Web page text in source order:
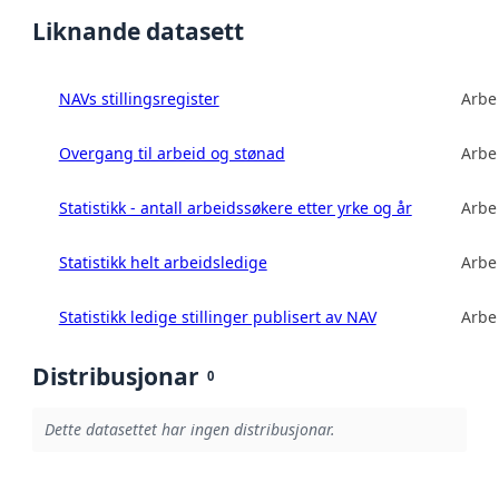
Liknande datasett
NAVs stillingsregister
Overgang til arbeid og stønad
Statistikk - antall arbeidssøkere etter yrke og år
Statistikk helt arbeidsledige
Statistikk ledige stillinger publisert av NAV
Distribusjonar 0
Dette datasettet har ingen distribusjonar.